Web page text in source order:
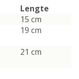
Lengte
15 cm
19 cm
21 cm